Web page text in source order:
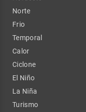
Norte
Frio
Temporal
Calor
Ciclone
El Niño
La Niña
Turismo